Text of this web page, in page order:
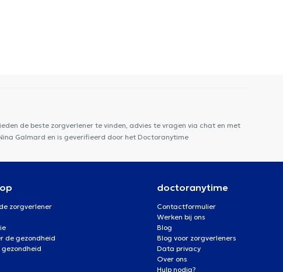
de beste zorgverlener te vinden, advies te vragen via chat en met
Galmard en is geverifieerd door het Doctoranytime
zorgverlener
de gezondheid
doctoranytime
Contactformulier
Werken bij ons
Blog
Blog voor zorgverleners
Data privacy
Over ons
Hulp nodig?